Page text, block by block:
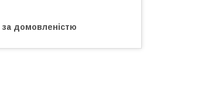
за домовленістю